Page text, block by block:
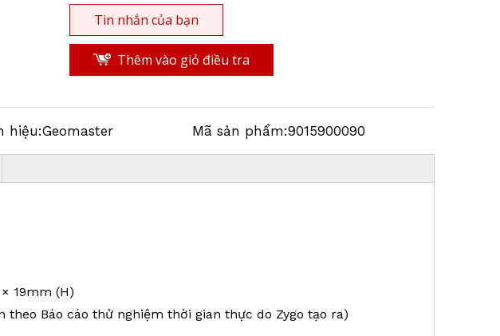
Tin nhắn của bạn
Thêm vào giỏ điều tra
hiệu:Geomaster Mã sản phẩm:9015900090
× 19mm (H)
theo Báo cáo thử nghiệm thời gian thực do Zygo tạo ra)